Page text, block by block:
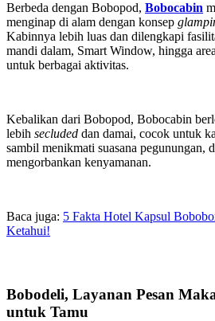
Berbeda dengan Bobopod, Bobocabin
menginap di alam dengan konsep
Kabinnya lebih luas dan dilengkapi
mandi dalam, Smart Window, hingga area
untuk berbagai aktivitas.
Kebalikan dari Bobopod, Bobocabin
lebih secluded dan damai, cocok untuk
sambil menikmati suasana pegunungan,
mengorbankan kenyamanan.
Baca juga: 5 Fakta Hotel Kapsul
Ketahui!
Bobodeli, Layanan Pesan
untuk Tamu